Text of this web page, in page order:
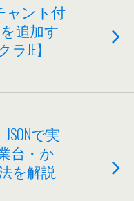
ャント付
追加す
JE】
で実
台・か
を解説